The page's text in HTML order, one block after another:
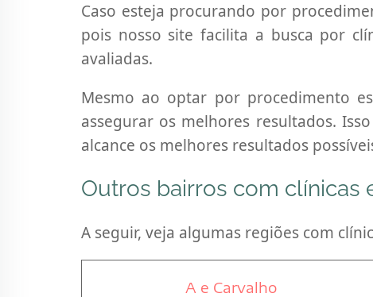
Caso esteja procurando por
pois nosso site facilita a busca por
avaliadas.
Mesmo ao optar por procedimento
assegurar os melhores resultados.
alcance os melhores resultados
Outros bairros com clínicas
A seguir, veja algumas regiões com
A e Carvalho